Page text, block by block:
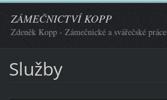
ZÁMEČNICTVÍ KOPP
Zdeněk Kopp - Zámečnické a svářečské práce
Služby